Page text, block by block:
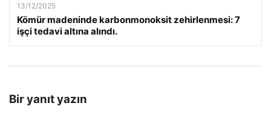
13/12/2025
Kömür madeninde karbonmonoksit zehirlenmesi: 7
işçi tedavi altına alındı.
Bir yanıt yazın